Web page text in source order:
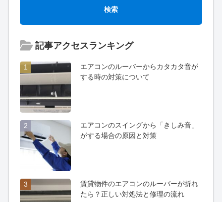
記事アクセスランキング
1
エアコンのルーバーからカタカタ音が
する時の対策について
2
エアコンのスイングから「きしみ音」
がする場合の原因と対策
3
賃貸物件のエアコンのルーバーが折れ
たら？正しい対処法と修理の流れ